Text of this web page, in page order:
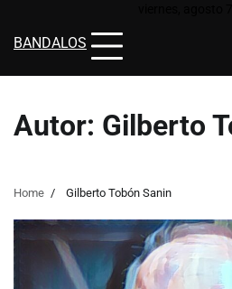
content
BANDALOS
Autor: Gilberto
Home Gilberto Tobón Sanin